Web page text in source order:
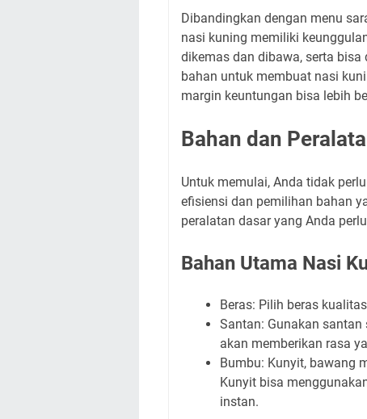
Dibandingkan dengan menu
nasi kuning memiliki
dikemas dan dibawa, serta
bahan untuk membuat nasi
margin keuntungan bisa lebih
Bahan dan
Untuk memulai, Anda tidak
efisiensi dan pemilihan bahan
peralatan dasar yang Anda
Bahan Utama Nasi
Beras: Pilih beras
Santan: Gunakan
akan memberikan rasa
Bumbu: Kunyit, bawang
Kunyit bisa
instan.